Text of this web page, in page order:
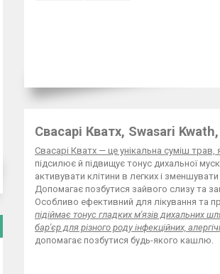
Свасарі Кватх, Swasari
Свасарі Кватх — це унікальна суміш
підсилює й підвищує тонус дихальної
активувати клітини в легких і
Допомагає позбутися зайвого слизу та
Особливо ефективний для лікування та
підіймає тонус гладких м'язів дихальних
бар'єр для різного роду інфекційних,
допомагає позбутися будь-якого кашлю.